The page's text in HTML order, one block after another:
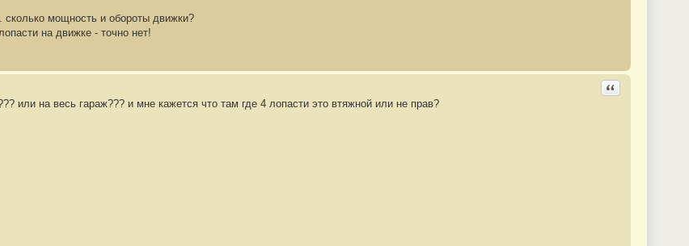
сколько мощность и обороты движки?
на движке - точно нет!
Ответить с
или на весь гараж??? и мне кажется что там где 4 лопасти это втяжной или не прав?